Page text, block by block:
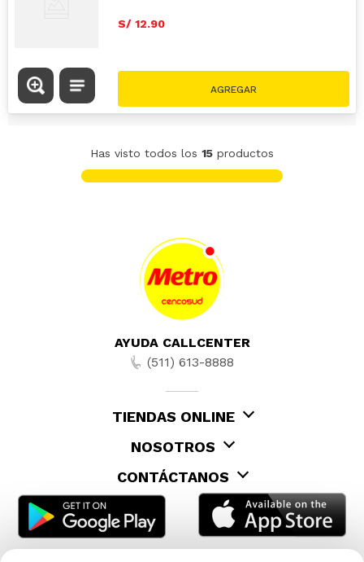
S/ 12.90
Has visto todos los 15 productos
AYUDA CALLCENTER
(511) 613-8888
TIENDAS ONLINE
NOSOTROS
CONTÁCTANOS